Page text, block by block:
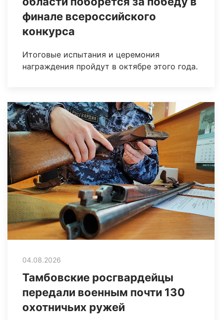
финале всероссийского
конкурса
Итоговые испытания и церемония
награждения пройдут в октябре этого года.
04.08.2026
Тамбовские росгвардейцы
передали военным почти 130
охотничьих ружей